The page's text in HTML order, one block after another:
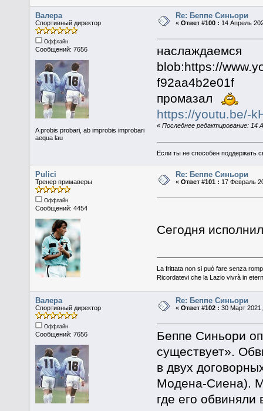
Валера
Спортивный директор
Оффлайн
Сообщений: 7656
A probis probari, ab improbis improbari
aequa lau
Re: Беппе Синьори
«Ответ #100 : 14 Апрель
наслаждаемся
blob:https://
f92aa4b2e01f
промазал
https://youtu.be/-
« Последнее редактирование: 14
Если ты не способен поддержать
Pulici
Тренер примаверы
Оффлайн
Сообщений: 4454
Re: Беппе Синьори
«Ответ #101 : 17 Февраль
Сегодня
La frittata non si può fare senza
Ricordatevi che la Lazio vivrà in
Валера
Спортивный директор
Оффлайн
Сообщений: 7656
Re: Беппе Синьори
«Ответ #102 : 30 Март
Беппе Синьори
существует».
в двух
Модена-Сиена).
где его